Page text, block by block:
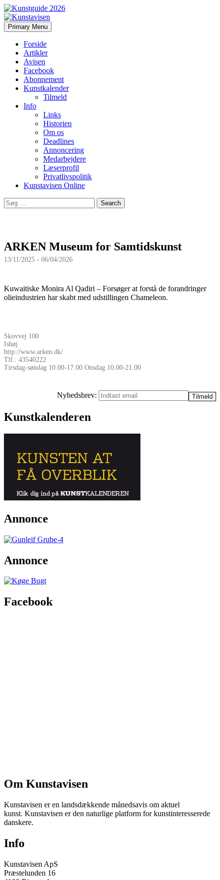
Kunstavisen
Search
Primary Menu Skip
to
Forside
Artikler
Avisen
Facebook
Abonnement
Kunstkalender
Tilmeld
Info
Links
Historien
Om os
Deadlines
Annoncering
Medarbejdere
Læserprofil
Privatlivspolitik
Kunstavisen Online
Search
for:
ARKEN Museum for Samtidskunst
13/11/2025 - 06/04/2026
Kuwaitiske Monira Al Qadiri – Forsøger at forstå de forandringer
olieindustrien har skabt med udstillingen Chameleon.
Skovvej 100
Ishøj
http://www.arken.dk/
Tlf.: 43540222
Tirsdag-søndag 10.00-17.00 Onsdag 10.00-21.00
Nyhedsbrev:
Kunstkalenderen
Annonce
Annonce
Facebook
Om Kunstavisen
Kunstavisen er en landsdækkende månedsavis om aktuel
kunst. Kunstavisen er den naturlige platform for kunstinteresserede
danskere.
Info
Kunstavisen ApS
Præstelunden 16